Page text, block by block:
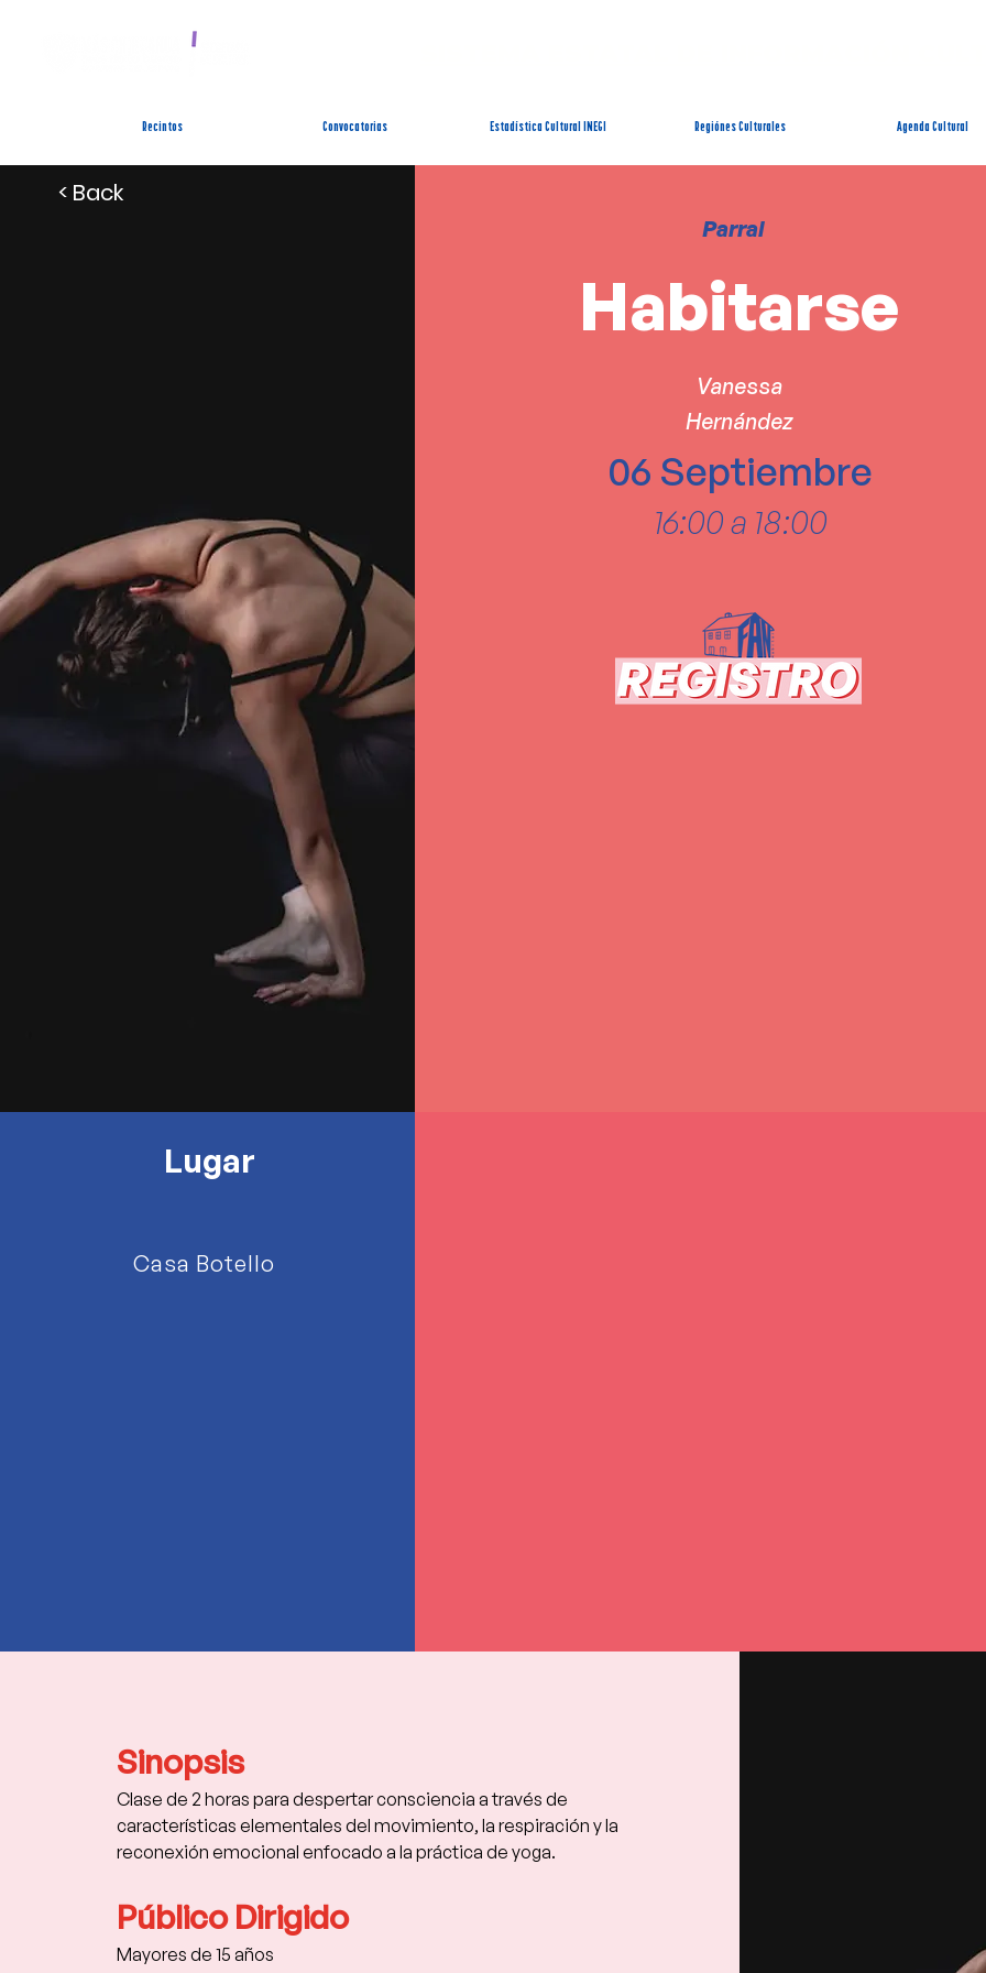
Recintos Convocatorias Estadística Cultural INEGI Regiónes Culturales Agenda Cultural
< Back
Parral
Habitarse
Vanessa
Hernández
06 Septiembre
16:00 a 18:00
Lugar
Casa Botello
Sinopsis
Clase de 2 horas para despertar consciencia a través de
características elementales del movimiento, la respiración y la
reconexión emocional enfocado a la práctica de yoga.
Público Dirigido
Mayores de 15 años